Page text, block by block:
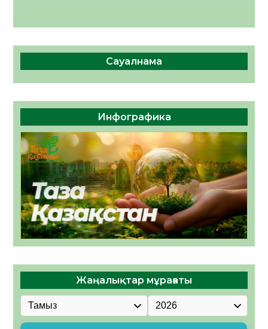
Сауалнама
Инфографика
Жаңалықтар мұрағаты